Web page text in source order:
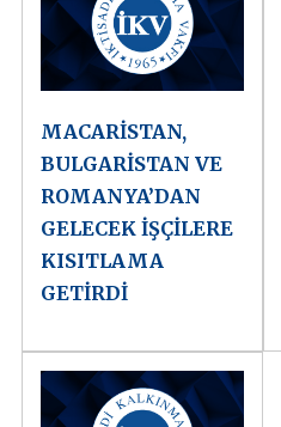
MACARİSTAN,
BULGARİSTAN VE
ROMANYA’DAN
GELECEK İŞÇİLERE
KISITLAMA
GETİRDİ